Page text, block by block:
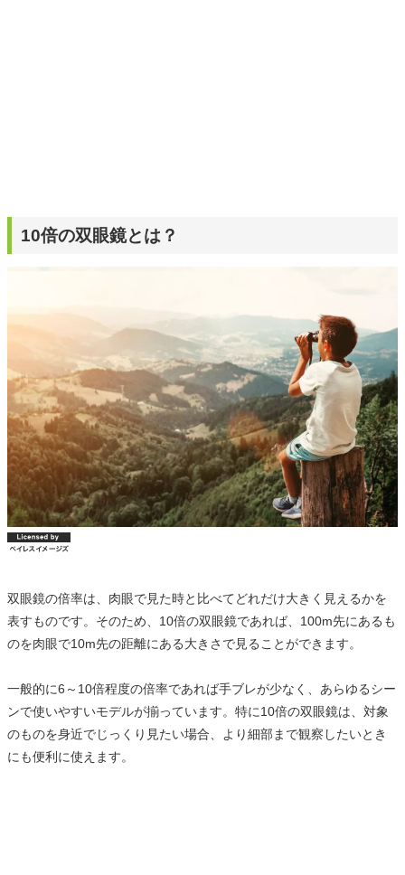
10倍の双眼鏡とは？
双眼鏡の倍率は、肉眼で見た時と比べてどれだけ大きく見えるかを
表すものです。そのため、10倍の双眼鏡であれば、100m先にあるも
のを肉眼で10m先の距離にある大きさで見ることができます。
一般的に6～10倍程度の倍率であれば手ブレが少なく、あらゆるシー
ンで使いやすいモデルが揃っています。特に10倍の双眼鏡は、対象
のものを身近でじっくり見たい場合、より細部まで観察したいとき
にも便利に使えます。